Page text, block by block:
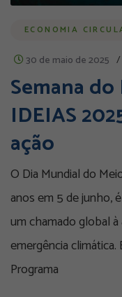
ECONOMIA
30 de maio de 2025 /
Semana
IDEIAS
ação
O Dia Mundial do
anos em 5 de junho,
um chamado global
emergência
Programa